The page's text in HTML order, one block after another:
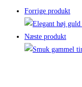
Forrige produkt
Næste produkt